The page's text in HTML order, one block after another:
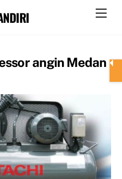
angin Medan